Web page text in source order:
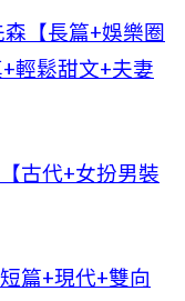
【長篇+娛樂圈
輕鬆甜文+夫妻
古代+女扮男裝
篇+現代+雙向